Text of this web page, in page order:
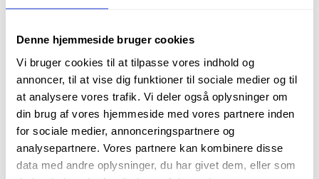
Denne hjemmeside bruger cookies
Vi bruger cookies til at tilpasse vores indhold og
annoncer, til at vise dig funktioner til sociale medier og til
at analysere vores trafik. Vi deler også oplysninger om
din brug af vores hjemmeside med vores partnere inden
for sociale medier, annonceringspartnere og
analysepartnere. Vores partnere kan kombinere disse
data med andre oplysninger, du har givet dem, eller som
kr.699,00
Varenr.: PF1715
TILFØJ TIL KURV